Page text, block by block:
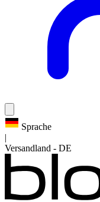
Sprache
|
Versandland - DE